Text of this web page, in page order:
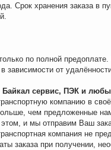
Срок хранения заказа в
по полной
зависимости от
сервис, ПЭК и
компанию в
чем предложенные
и мы отправим Ваш
компания не
заказа при получении,